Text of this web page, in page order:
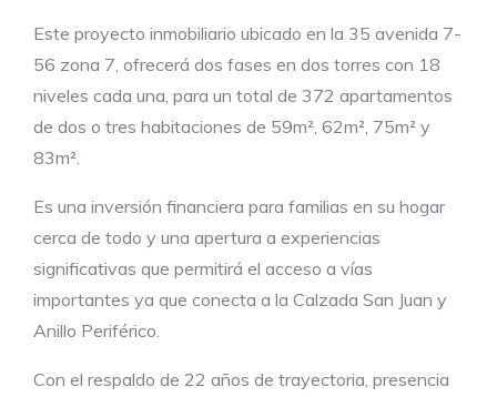
Este proyecto inmobiliario ubicado en la 35 avenida 7-
56 zona 7, ofrecerá dos fases en dos torres con 18
niveles cada una, para un total de 372 apartamentos
de dos o tres habitaciones de 59m², 62m², 75m² y
83m².
Es una inversión financiera para familias en su hogar
cerca de todo y una apertura a experiencias
significativas que permitirá el acceso a vías
importantes ya que conecta a la Calzada San Juan y
Anillo Periférico.
Con el respaldo de 22 años de trayectoria, presencia